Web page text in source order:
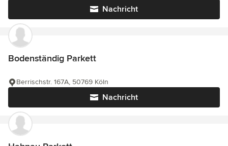
Nachricht
Bodenständig Parkett
Nachricht
Berrischstr. 167A, 50769 Köln